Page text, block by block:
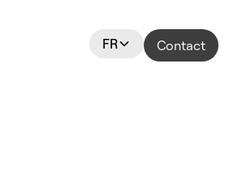
FR Contact